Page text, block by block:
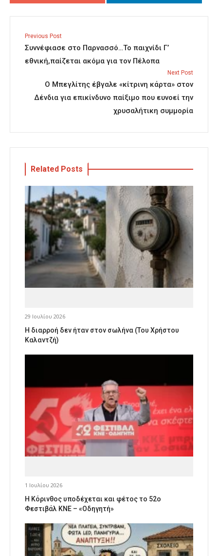
Previous Post
Συννέφιασε στο Παρνασσό…Το παιχνίδι Γ’
εθνική,παίζεται ακόμα για τον Πέλοπα
Next Post
Ο Μπεγλίτης έβγαλε «κίτρινη κάρτα» στον
Δένδια για επικίνδυνο παίξιμο που ευνοεί την
χρυσαλήτικη συμμορία
Related Posts
29 Ιουλίου 2026
Η διαρροή δεν ήταν στον σωλήνα (Του Χρήστου
Καλαντζή)
1 Ιουλίου 2026
Η Κόρινθος υποδέχεται και φέτος το 52ο
Φεστιβάλ ΚΝΕ – «Οδηγητή»